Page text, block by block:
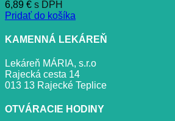
6,89 € s DPH
Pridať do košíka
KAMENNÁ LEKÁREŇ
Lekáreň MÁRIA, s.r.o
Rajecká cesta 14
013 13 Rajecké Teplice
OTVÁRACIE HODINY